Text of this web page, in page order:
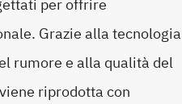
per offrire
Grazie alla tecnologia
rumore e alla qualità del
riprodotta con